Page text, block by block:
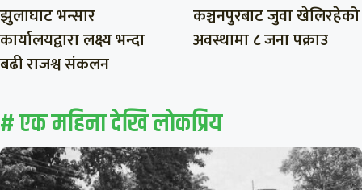
झुलाघाट भन्सार
कार्यालयद्वारा लक्ष्य भन्दा
बढी राजश्व संकलन
कञ्चनपुरबाट जुवा खेलिरहेको
अवस्थामा ८ जना पक्राउ
# एक महिना देखि लाेकप्रिय